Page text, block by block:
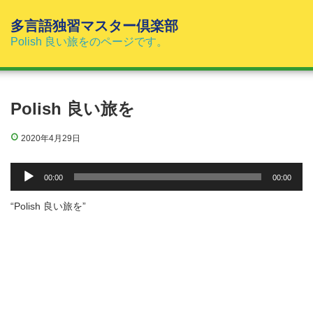
ツ
多言語独習マスター倶楽部
Polish 良い旅をのページです。
Polish 良い旅を
2020年4月29日
プ
00:00 00:00
“Polish 良い旅を”